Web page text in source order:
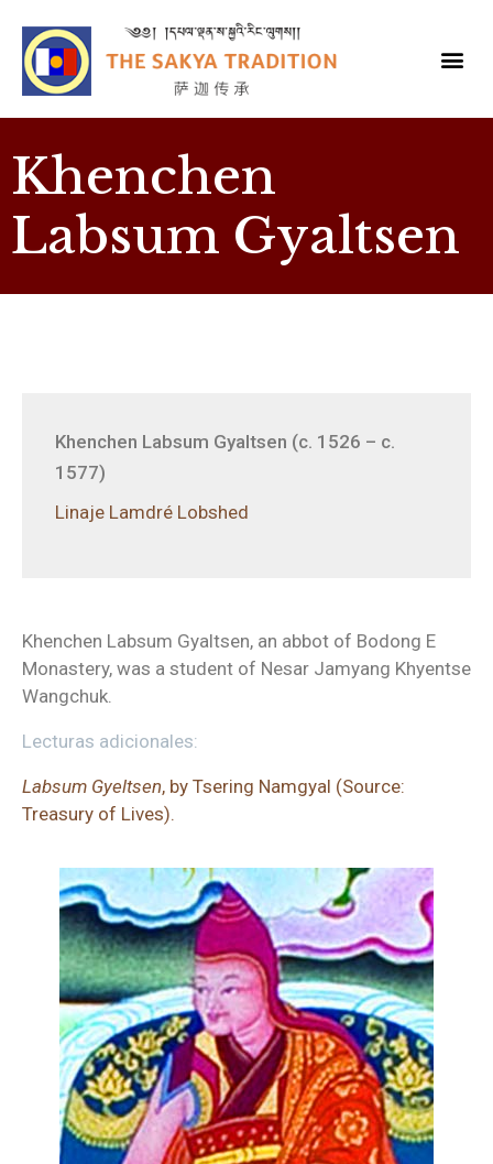
Khenchen
Labsum Gyaltsen
Khenchen Labsum Gyaltsen (c. 1526 – c.
1577)
Linaje Lamdré Lobshed
Khenchen Labsum Gyaltsen, an abbot of Bodong E
Monastery, was a student of Nesar Jamyang Khyentse
Wangchuk.
Lecturas adicionales:
Labsum Gyeltsen, by Tsering Namgyal (Source:
Treasury of Lives).